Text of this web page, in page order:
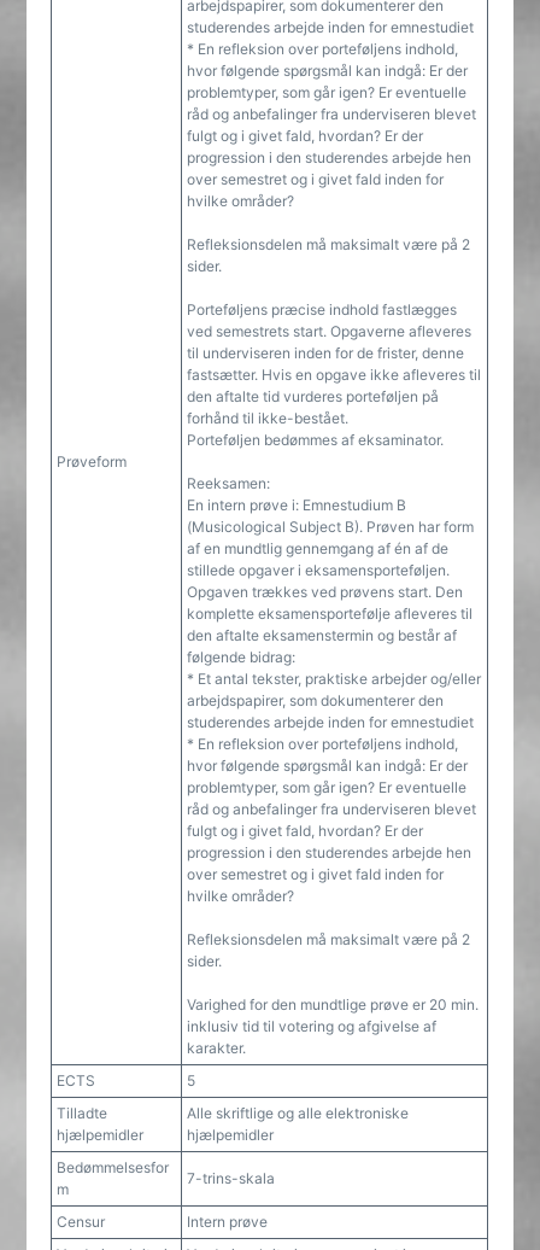
Prøveform
arbejdspapirer, som dokumenterer den
studerendes arbejde inden for emnestudiet
* En refleksion over porteføljens indhold,
hvor følgende spørgsmål kan indgå: Er der
problemtyper, som går igen? Er eventuelle
råd og anbefalinger fra underviseren blevet
fulgt og i givet fald, hvordan? Er der
progression i den studerendes arbejde hen
over semestret og i givet fald inden for
hvilke områder?
Refleksionsdelen må maksimalt være på 2
sider.
Porteføljens præcise indhold fastlægges
ved semestrets start. Opgaverne afleveres
til underviseren inden for de frister, denne
fastsætter. Hvis en opgave ikke afleveres til
den aftalte tid vurderes porteføljen på
forhånd til ikke-bestået.
Porteføljen bedømmes af eksaminator.
Reeksamen:
En intern prøve i: Emnestudium B
(Musicological Subject B). Prøven har form
af en mundtlig gennemgang af én af de
stillede opgaver i eksamensporteføljen.
Opgaven trækkes ved prøvens start. Den
komplette eksamensportefølje afleveres til
den aftalte eksamenstermin og består af
følgende bidrag:
* Et antal tekster, praktiske arbejder og/eller
arbejdspapirer, som dokumenterer den
studerendes arbejde inden for emnestudiet
* En refleksion over porteføljens indhold,
hvor følgende spørgsmål kan indgå: Er der
problemtyper, som går igen? Er eventuelle
råd og anbefalinger fra underviseren blevet
fulgt og i givet fald, hvordan? Er der
progression i den studerendes arbejde hen
over semestret og i givet fald inden for
hvilke områder?
Refleksionsdelen må maksimalt være på 2
sider.
Varighed for den mundtlige prøve er 20 min.
inklusiv tid til votering og afgivelse af
karakter.
ECTS
5
Tilladte
hjælpemidler
Alle skriftlige og alle elektroniske
hjælpemidler
Bedømmelsesfor
m
7-trins-skala
Censur
Intern prøve